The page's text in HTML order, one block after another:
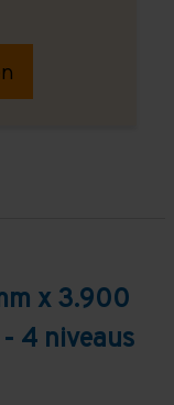
x 3.900
4 niveaus